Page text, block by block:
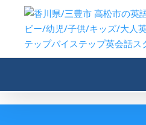
content